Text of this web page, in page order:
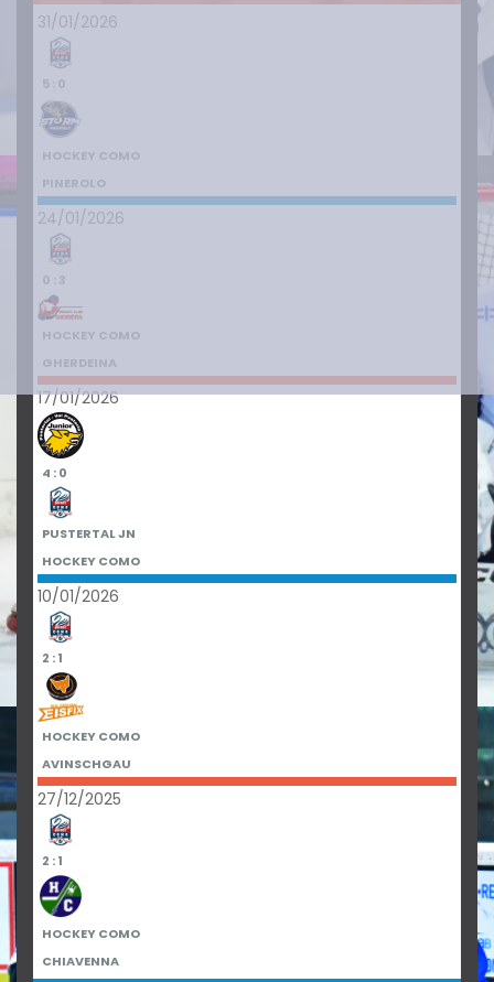
31/01/2026
5 : 0
HOCKEY COMO
PINEROLO
24/01/2026
0 : 3
HOCKEY COMO
GHERDEINA
17/01/2026
4 : 0
PUSTERTAL JN
HOCKEY COMO
10/01/2026
2 : 1
HOCKEY COMO
AVINSCHGAU
27/12/2025
2 : 1
HOCKEY COMO
CHIAVENNA